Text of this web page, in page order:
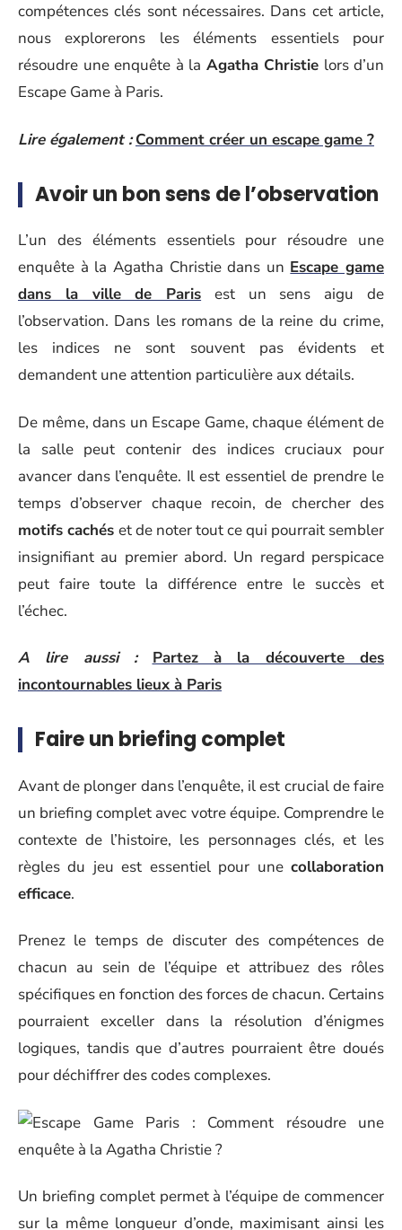
compétences clés sont nécessaires. Dans cet article,
nous explorerons les éléments essentiels pour
résoudre une enquête à la Agatha Christie lors d’un
Escape Game à Paris.
Lire également : Comment créer un escape game ?
Avoir un bon sens de l’observation
L’un des éléments essentiels pour résoudre une
enquête à la Agatha Christie dans un Escape game
dans la ville de Paris est un sens aigu de
l’observation. Dans les romans de la reine du crime,
les indices ne sont souvent pas évidents et
demandent une attention particulière aux détails.
De même, dans un Escape Game, chaque élément de
la salle peut contenir des indices cruciaux pour
avancer dans l’enquête. Il est essentiel de prendre le
temps d’observer chaque recoin, de chercher des
motifs cachés et de noter tout ce qui pourrait sembler
insignifiant au premier abord. Un regard perspicace
peut faire toute la différence entre le succès et
l’échec.
A lire aussi :
Partez à la découverte des
incontournables lieux à Paris
Faire un briefing complet
Avant de plonger dans l’enquête, il est crucial de faire
un briefing complet avec votre équipe. Comprendre le
contexte de l’histoire, les personnages clés, et les
règles du jeu est essentiel pour une collaboration
efficace.
Prenez le temps de discuter des compétences de
chacun au sein de l’équipe et attribuez des rôles
spécifiques en fonction des forces de chacun. Certains
pourraient exceller dans la résolution d’énigmes
logiques, tandis que d’autres pourraient être doués
pour déchiffrer des codes complexes.
Un briefing complet permet à l’équipe de commencer
sur la même longueur d’onde, maximisant ainsi les